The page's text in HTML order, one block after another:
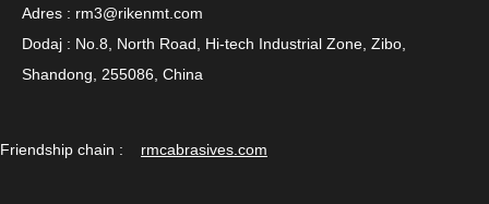
Adres : rm3@rikenmt.com
Dodaj : No.8, North Road, Hi-tech Industrial Zone, Zibo,
Shandong, 255086, China
Friendship chain : rmcabrasives.com